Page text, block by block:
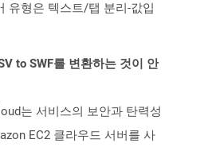
유형은 텍스트/탭 분리-값입
to SWF를 변환하는 것이 안
는 서비스의 보안과 탄력성
EC2 클라우드 서버를 사